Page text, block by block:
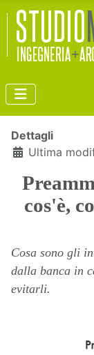
Dettagli
Ultima
cos'è,
Cosa sono gli
dalla banca in
evitarli.